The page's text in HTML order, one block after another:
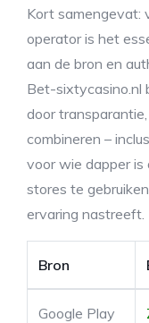
Kort samengevat:
operator is het
aan de bron en
Bet-sixtycasino.nl
door
combineren –
voor wie dapper is
stores te
ervaring nastreeft.
Bron
Google Play